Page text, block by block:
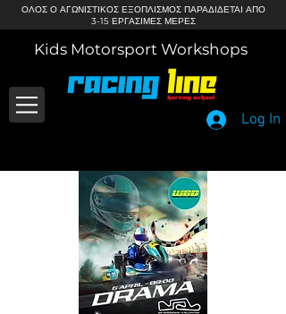
ΟΛΟΣ Ο ΑΓΩΝΙΣΤΙΚΟΣ ΕΞΟΠΛΙΣΜΟΣ ΠΑΡΑΔΙΔΕΤΑΙ ΑΠΟ
3-15 ΕΡΓΑΣΙΜΕΣ ΜΕΡΕΣ
Kids Motorsport Workshops
Log In